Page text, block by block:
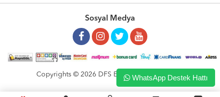
Sosyal Medya
Copyrights © 2026 DFS ELEKTRONİK LTD. ŞTİ.
WhatsApp Destek Hattı